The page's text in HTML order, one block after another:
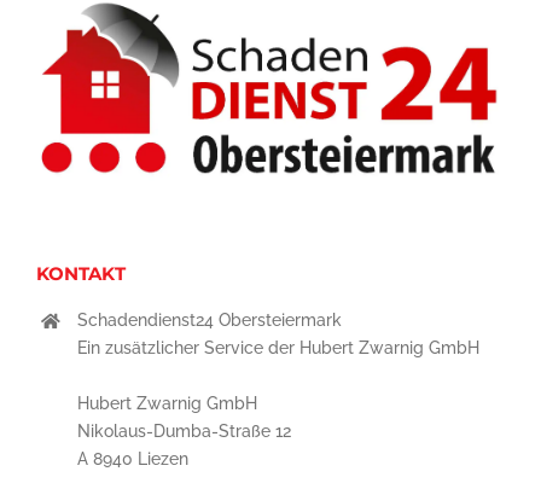
KONTAKT
Schadendienst24 Obersteiermark
Ein zusätzlicher Service der Hubert Zwarnig GmbH
Hubert Zwarnig GmbH
Nikolaus-Dumba-Straße 12
A 8940 Liezen